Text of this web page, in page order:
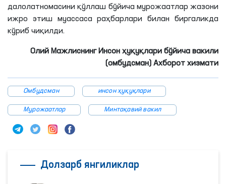
далолатномасини қўллаш бўйича мурожаатлар жазони
ижро этиш муассаса раҳбарлари билан биргаликда
кўриб чиқилди.
Олий Мажлиснинг Инсон ҳуқуқлари бўйича вакили
(омбудсман) Ахборот хизмати
Омбудсман инсон ҳуқуқлари
Мурожаатлар Минтақавий вакил
Долзарб янгиликлар